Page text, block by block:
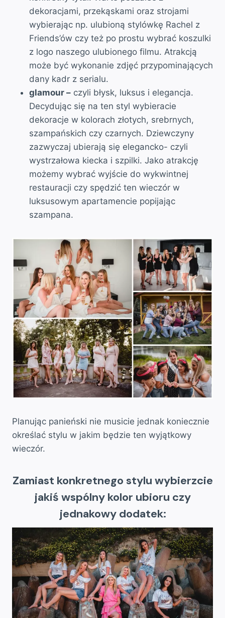
dekoracjami, przekąskami oraz strojami
wybierając np. ulubioną stylówkę Rachel z
Friends’ów czy też po prostu wybrać koszulki
z logo naszego ulubionego filmu. Atrakcją
może być wykonanie zdjęć przypominających
dany kadr z serialu.
glamour – czyli błysk, luksus i elegancja.
Decydując się na ten styl wybieracie
dekoracje w kolorach złotych, srebrnych,
szampańskich czy czarnych. Dziewczyny
zazwyczaj ubierają się elegancko- czyli
wystrzałowa kiecka i szpilki. Jako atrakcję
możemy wybrać wyjście do wykwintnej
restauracji czy spędzić ten wieczór w
luksusowym apartamencie popijając
szampana.
Planując panieński nie musicie jednak koniecznie
określać stylu w jakim będzie ten wyjątkowy
wieczór.
Zamiast konkretnego stylu wybierzcie
jakiś wspólny kolor ubioru czy
jednakowy dodatek: